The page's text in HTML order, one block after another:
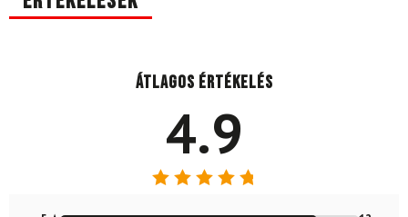
Átlagos értékelés
4.9